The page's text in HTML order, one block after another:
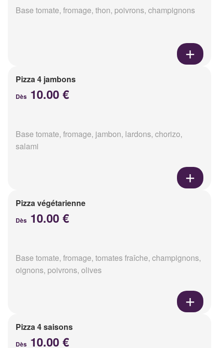
Base tomate, fromage, thon, poivrons, champignons
Pizza 4 jambons
Dès 10.00 €
Base tomate, fromage, jambon, lardons, chorizo,
salami
Pizza végétarienne
Dès 10.00 €
Base tomate, fromage, tomates fraîche, champignons,
oignons, poivrons, olives
Pizza 4 saisons
Dès 10.00 €